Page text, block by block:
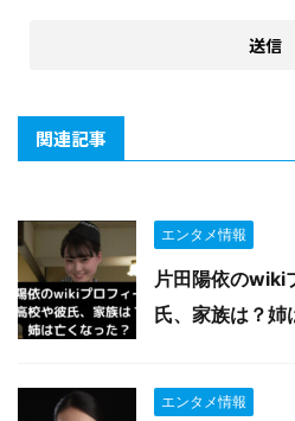
関連記事
エンタメ情報
片田陽依のwiki
氏、家族は？姉
エンタメ情報